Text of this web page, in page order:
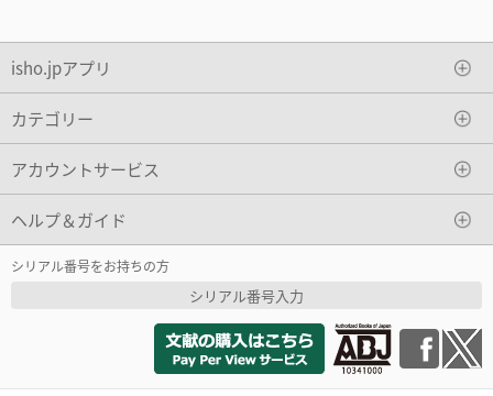
isho.jpアプリ
カテゴリー
アカウントサービス
ヘルプ＆ガイド
シリアル番号をお持ちの方
シリアル番号入力